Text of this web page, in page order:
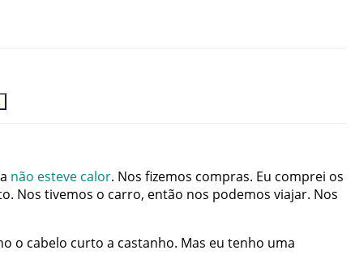
não esteve calor. Nos fizemos compras. Eu comprei os
. Nos tivemos o carro, então nos podemos viajar. Nos
o cabelo curto a castanho. Mas eu tenho uma